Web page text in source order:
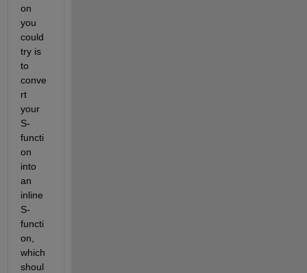
on
you
could
try is
to
conve
rt
your
S-
functi
on
into
an
inline
S-
functi
on,
which
shoul